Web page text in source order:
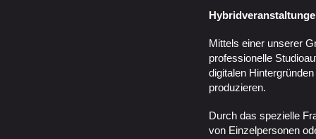
Mittels einer unserer
professionelle
digitalen
produzieren.
Durch das spezielle
von Einzelpersonen